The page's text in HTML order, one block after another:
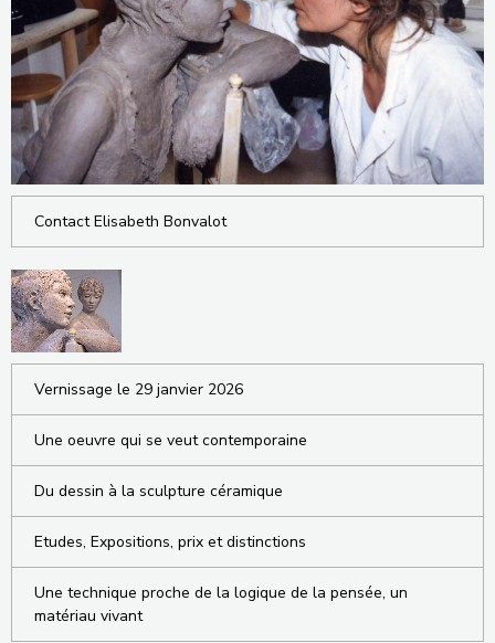
Contact Elisabeth Bonvalot
Vernissage le 29 janvier 2026
Une oeuvre qui se veut contemporaine
Du dessin à la sculpture céramique
Etudes, Expositions, prix et distinctions
Une technique proche de la logique de la pensée, un
matériau vivant